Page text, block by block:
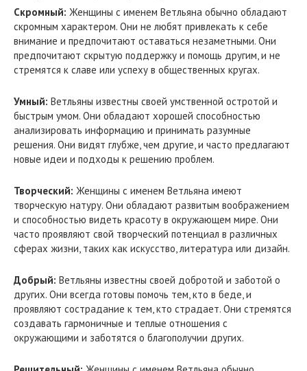
Скромный: Женщины с именем Ветльяна обычно обладают
скромным характером. Они не любят привлекать к себе
внимание и предпочитают оставаться незаметными. Они
предпочитают скрытую поддержку и помощь другим, и не
стремятся к славе или успеху в общественных кругах.
Умный: Ветльяны известны своей умственной остротой и
быстрым умом. Они обладают хорошей способностью
анализировать информацию и принимать разумные
решения. Они видят глубже, чем другие, и часто предлагают
новые идеи и подходы к решению проблем.
Творческий: Женщины с именем Ветльяна имеют
творческую натуру. Они обладают развитым воображением
и способностью видеть красоту в окружающем мире. Они
часто проявляют свой творческий потенциал в различных
сферах жизни, таких как искусство, литература или дизайн.
Добрый: Ветльяны известны своей добротой и заботой о
других. Они всегда готовы помочь тем, кто в беде, и
проявляют сострадание к тем, кто страдает. Они стремятся
создавать гармоничные и теплые отношения с
окружающими и заботятся о благополучии других.